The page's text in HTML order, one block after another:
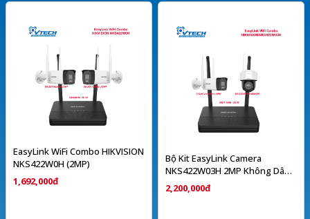
EasyLink WiFi Combo HIKVISION
NKS422W0H (2MP)
1,692,000đ
Bộ Kit EasyLink Camera
NKS422W03H 2MP Không Dây
HIKVISION
2,200,000đ